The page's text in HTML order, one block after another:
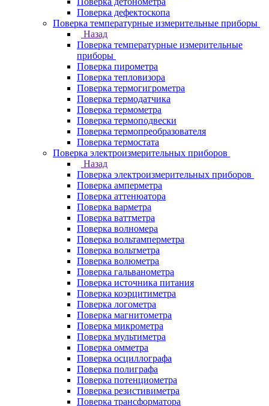
Поверка дефектоскопа
Поверка температурные измерительные приборы
Назад
Поверка температурные измерительные
приборы
Поверка пирометра
Поверка тепловизора
Поверка термогигрометра
Поверка термодатчика
Поверка термометра
Поверка термоподвески
Поверка термопреобразователя
Поверка термостата
Поверка электроизмерительных приборов
Назад
Поверка электроизмерительных приборов
Поверка амперметра
Поверка аттенюатора
Поверка варметра
Поверка ваттметра
Поверка волномера
Поверка вольтамперметра
Поверка вольтметра
Поверка волюметра
Поверка гальванометра
Поверка источника питания
Поверка коэрцитиметра
Поверка логометра
Поверка магнитометра
Поверка микрометра
Поверка мультиметра
Поверка омметра
Поверка осциллографа
Поверка полиграфа
Поверка потенциометра
Поверка резистивиметра
Поверка трансформатора